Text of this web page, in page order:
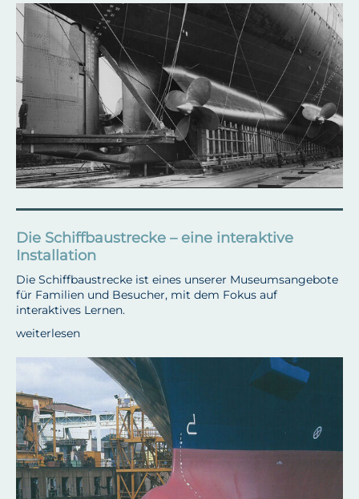
Die Schiffbaustrecke – eine interaktive
Installation
Die Schiffbaustrecke ist eines unserer Museumsangebote
für Familien und Besucher, mit dem Fokus auf
interaktives Lernen.
weiterlesen